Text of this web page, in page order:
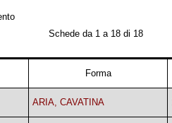
Schede da 1 a 18 di 18
Forma
ARIA, CAVATINA